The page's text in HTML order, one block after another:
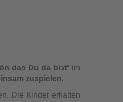
das Du da bist“ im
zuspielen.
Die Kinder erhalten